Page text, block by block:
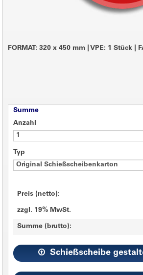
FORMAT: 320 x 450 mm VPE: 1 Stück
Summe
Anzahl
Typ
Preis (netto):
zzgl. 19% MwSt.
Summe (brutto):
Schießscheibe